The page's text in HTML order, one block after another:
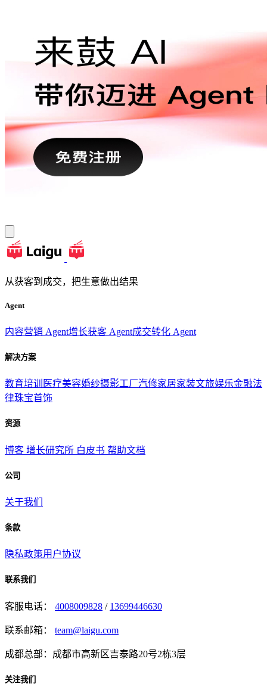
从获客到成交，把生意做出结果
Agent
内容营销 Agent增长获客 Agent成交转化 Agent
解决方案
教育培训 医疗美容婚纱摄影工厂汽修家居家装文旅娱乐金融法
律珠宝首饰
资源
博客 增长研究所 白皮书 帮助文档
公司
关于我们
条款
隐私政策用户协议
联系我们
客服电话： 4008009828 / 13699446630
联系邮箱： team@laigu.com
成都总部：成都市高新区吉泰路20号2栋3层
关注我们